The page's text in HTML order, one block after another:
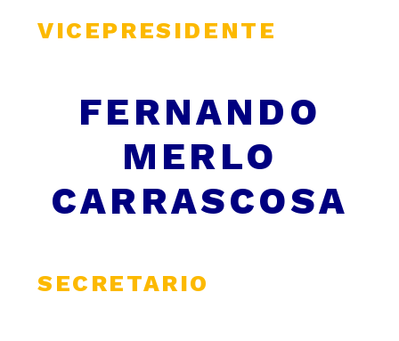
VICEPRESIDENTE
FERNANDO
MERLO
CARRASCOSA
SECRETARIO